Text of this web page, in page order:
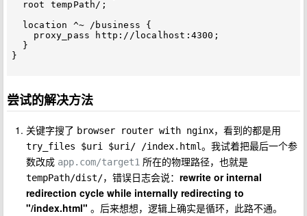
}
尝试的解决方法
关键字搜了 browser router with nginx，看到的都是用
try_files $uri $uri/ /index.html。我试着把最后一个参
数改成 app.com/target1 所在的物理路径，也就是
tempPath/dist/，错误日志会说： rewrite or internal
redirection cycle while internally redirecting to
"/index.html" 。后来想想，逻辑上确实是循环，此路不通。